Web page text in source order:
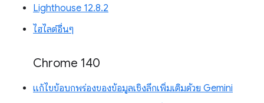
Lighthouse 12.8.2
ไฮไลต์อื่นๆ
Chrome 140
แก้ไขข้อบกพร่องของข้อมูลเชิงลึกเพิ่มเติมด้วย Gemini